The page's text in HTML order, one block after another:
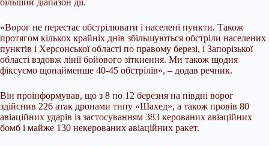
більший діапазон дії.
«Ворог не перестає обстрілювати і населені пункти. Також
протягом кількох крайніх днів збільшуються обстріли населених
пунктів і Херсонської області по правому березі, і Запорізької
області вздовж лінії бойового зіткнення. Ми також щодня
фіксуємо щонайменше 40-45 обстрілів», – додав речник.
Він проінформував, що з 8 по 12 березня на півдні ворог
здійснив 226 атак дронами типу «Шахед», а також провів 80
авіаційних ударів із застосуванням 383 керованих авіаційних
бомб і майже 130 некерованих авіаційних ракет.